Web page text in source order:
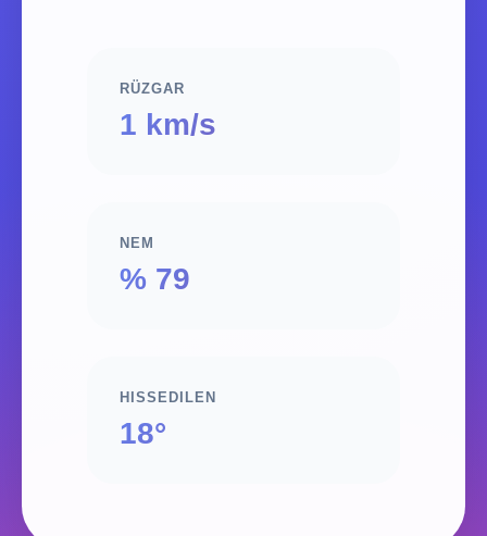
RÜZGAR
1 km/s
NEM
% 79
HISSEDILEN
18°